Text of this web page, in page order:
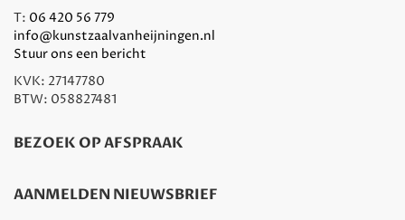
T: 06 420 56 779
info@kunstzaalvanheijningen.nl
Stuur ons een bericht
KVK: 27147780
BTW: 058827481
BEZOEK OP AFSPRAAK
AANMELDEN NIEUWSBRIEF